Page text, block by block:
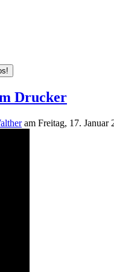
Drucker
am Freitag, 17. Januar